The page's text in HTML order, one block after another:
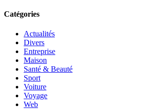
Catégories
Actualités
Divers
Entreprise
Maison
Santé & Beauté
Sport
Voiture
Voyage
Web